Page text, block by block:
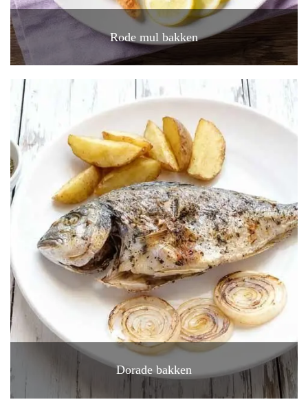
Rode mul bakken
Dorade bakken